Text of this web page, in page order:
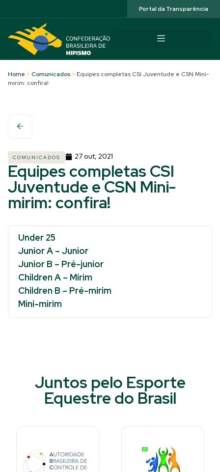
Portal da Transparência
Home > Comunicados > Equipes completas CSI Juventude e CSN Mini-
mirim: confira!
COMUNICADOS 27 out, 2021
Equipes completas CSI
Juventude e CSN Mini-
mirim: confira!
Under 25
Junior A – Junior
Junior B – Pré-junior
Children A – Mirim
Children B – Pré-mirim
Mini-mirim
Juntos pelo Esporte
Equestre do Brasil